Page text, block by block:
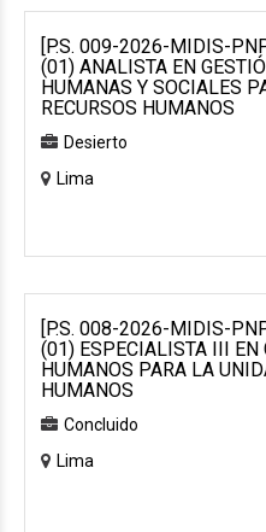
[P.S. 009-2026-MIDIS-
(01) ANALISTA EN
HUMANAS Y SOCIALES
RECURSOS HUMANOS
Desierto
Lima
[P.S. 008-2026-MIDIS-
(01) ESPECIALISTA III EN
HUMANOS PARA LA
HUMANOS
Concluido
Lima